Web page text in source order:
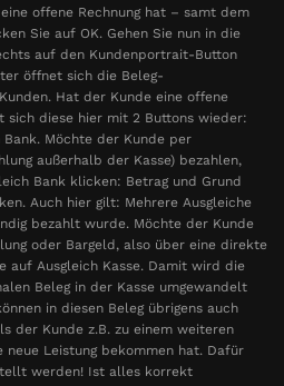
offene Rechnung hat – samt dem
Sie auf OK. Gehen Sie nun in die
auf den Kundenportrait-Button
öffnet sich die Beleg-
Hat der Kunde eine offene
sich diese hier mit 2 Buttons wieder:
Bank. Möchte der Kunde per
außerhalb der Kasse) bezahlen,
Bank klicken: Betrag und Grund
Auch hier gilt: Mehrere Ausgleiche
bezahlt wurde. Möchte der Kunde
oder Bargeld, also über eine direkte
auf Ausgleich Kasse. Damit wird die
Beleg in der Kasse umgewandelt
in diesen Beleg übrigens auch
der Kunde z.B. zu einem weiteren
neue Leistung bekommen hat. Dafür
werden! Ist alles korrekt